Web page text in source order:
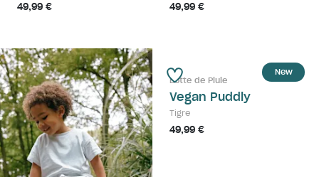
49,99 € 49,99 €
New
Botte de Pluie
Vegan Puddly
Tigre
49,99 €